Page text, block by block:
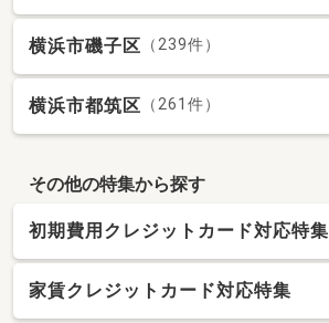
横浜市磯子区 （239件）
横浜市都筑区 （261件）
その他の特集から探す
初期費用クレジットカード対応特集
家賃クレジットカード対応特集